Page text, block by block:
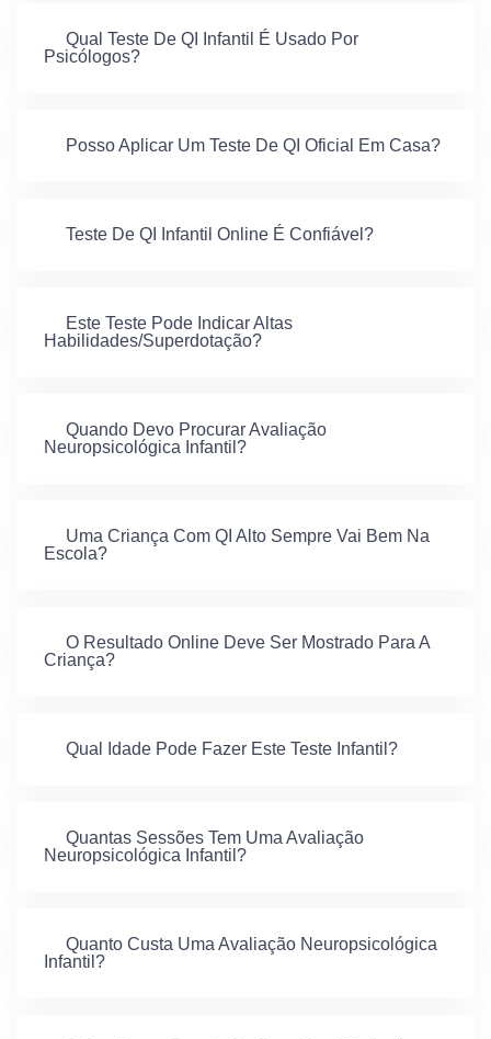
Qual Teste De QI Infantil É Usado Por
Psicólogos?
Posso Aplicar Um Teste De QI Oficial Em Casa?
Teste De QI Infantil Online É Confiável?
Este Teste Pode Indicar Altas
Habilidades/superdotação?
Quando Devo Procurar Avaliação
Neuropsicológica Infantil?
Uma Criança Com QI Alto Sempre Vai Bem Na
Escola?
O Resultado Online Deve Ser Mostrado Para A
Criança?
Qual Idade Pode Fazer Este Teste Infantil?
Quantas Sessões Tem Uma Avaliação
Neuropsicológica Infantil?
Quanto Custa Uma Avaliação Neuropsicológica
Infantil?